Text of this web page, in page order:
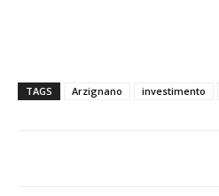
TAGS Arzignano investimento